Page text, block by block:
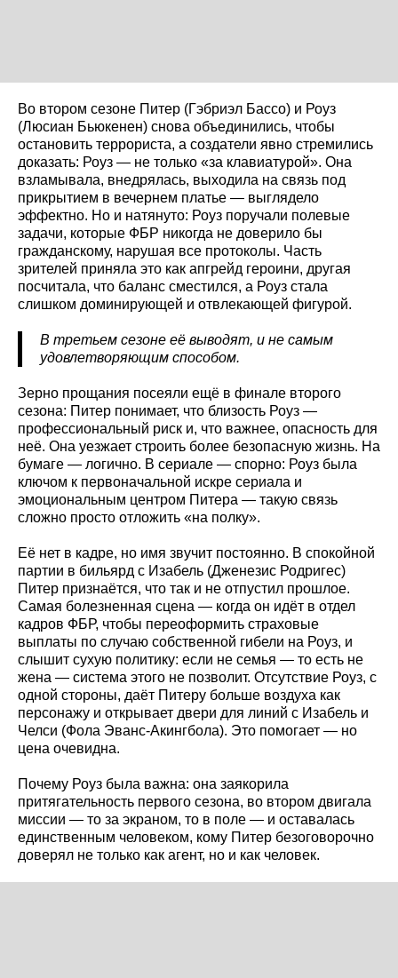
Во втором сезоне Питер (Гэбриэл Бассо) и Роуз
(Люсиан Бьюкенен) снова объединились, чтобы
остановить террориста, а создатели явно стремились
доказать: Роуз — не только «за клавиатурой». Она
взламывала, внедрялась, выходила на связь под
прикрытием в вечернем платье — выглядело
эффектно. Но и натянуто: Роуз поручали полевые
задачи, которые ФБР никогда не доверило бы
гражданскому, нарушая все протоколы. Часть
зрителей приняла это как апгрейд героини, другая
посчитала, что баланс сместился, а Роуз стала
слишком доминирующей и отвлекающей фигурой.
В третьем сезоне её выводят, и не самым
удовлетворяющим способом.
Зерно прощания посеяли ещё в финале второго
сезона: Питер понимает, что близость Роуз —
профессиональный риск и, что важнее, опасность для
неё. Она уезжает строить более безопасную жизнь. На
бумаге — логично. В сериале — спорно: Роуз была
ключом к первоначальной искре сериала и
эмоциональным центром Питера — такую связь
сложно просто отложить «на полку».
Её нет в кадре, но имя звучит постоянно. В спокойной
партии в бильярд с Изабель (Дженезис Родригес)
Питер признаётся, что так и не отпустил прошлое.
Самая болезненная сцена — когда он идёт в отдел
кадров ФБР, чтобы переоформить страховые
выплаты по случаю собственной гибели на Роуз, и
слышит сухую политику: если не семья — то есть не
жена — система этого не позволит. Отсутствие Роуз, с
одной стороны, даёт Питеру больше воздуха как
персонажу и открывает двери для линий с Изабель и
Челси (Фола Эванс-Акингбола). Это помогает — но
цена очевидна.
Почему Роуз была важна: она заякорила
притягательность первого сезона, во втором двигала
миссии — то за экраном, то в поле — и оставалась
единственным человеком, кому Питер безоговорочно
доверял не только как агент, но и как человек.